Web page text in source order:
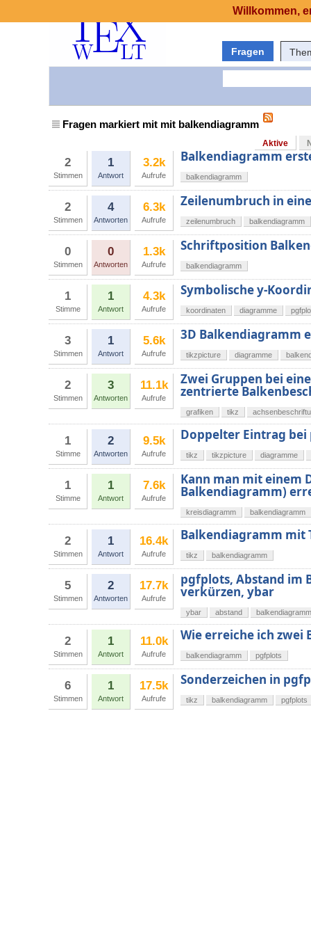
Fragen
Fragen markiert mit mit balkendiagramm
Aktive
2
Stimmen
1
Antwort
3.2k
Aufrufe
Balkendiagramm
balkendiagramm
2
Stimmen
4
Antworten
6.3k
Aufrufe
Zeilenumbruch in
zeilenumbruch balkendiagramm
0
Stimmen
0
Antworten
1.3k
Aufrufe
Schriftposition
balkendiagramm
1
Stimme
1
Antwort
4.3k
Aufrufe
Symbolische y-
koordinaten diagramme
3
Stimmen
1
Antwort
5.6k
Aufrufe
3D Balkendiagramm
tikzpicture diagramme
2
Stimmen
3
Antworten
11.1k
Aufrufe
Zwei Gruppen bei
zentrierte
grafiken tikz
1
Stimme
2
Antworten
9.5k
Aufrufe
Doppelter Eintrag
tikz tikzpicture diagramme
1
Stimme
1
Antwort
7.6k
Aufrufe
Kann man mit einem
Balkendiagramm)
kreisdiagramm balkendiagramm
2
Stimmen
1
Antwort
16.4k
Aufrufe
Balkendiagramm mit
tikz balkendiagramm
5
Stimmen
2
Antworten
17.7k
Aufrufe
pgfplots, Abstand im
verkürzen, ybar
ybar abstand balkendiagramm
2
Stimmen
1
Antwort
11.0k
Aufrufe
Wie erreiche ich zwei
balkendiagramm pgfplots
6
Stimmen
1
Antwort
17.5k
Aufrufe
Sonderzeichen in
tikz balkendiagramm pgfplots
Willkommen,